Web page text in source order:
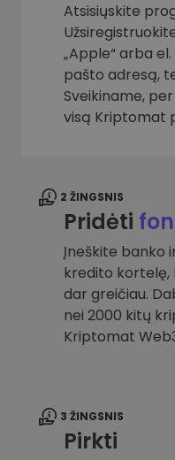
Atsisiųskite
„Apple“ arba
pašto adresą,
Sveikiname,
visą Kriptomat
2 ŽINGSNIS
Pridėti
Įneškite banko
kredito kortelę,
dar greičiau.
nei 2000 kitų
Kriptomat
3 ŽINGSNIS
Pirkti